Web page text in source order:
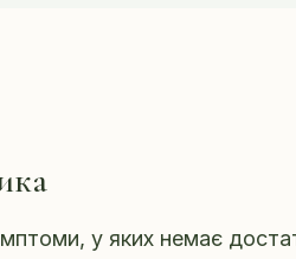
у яких немає